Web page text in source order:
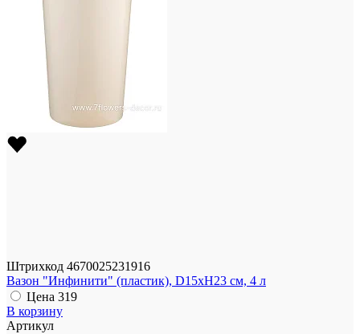
Штрихкод 4670025231916
Вазон "Инфинити" (пластик), D15xH23 см, 4 л
Цена 319
В корзину
Артикул